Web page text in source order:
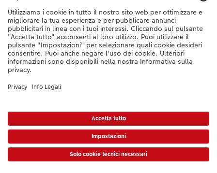
Se hai domande sui prodotti o sull'ordine, non esitare a contattarci dal
lunedì alla domenica dalle 9:00 alle 20:00 (esclusi i giorni festivi) al
numero di telefono044 499 10 38 dal lunedì alla domenica, dalle 9:00 alle
20:00 (festività escluse)
DE|FR|IT
Termini e condizioni| Privacy